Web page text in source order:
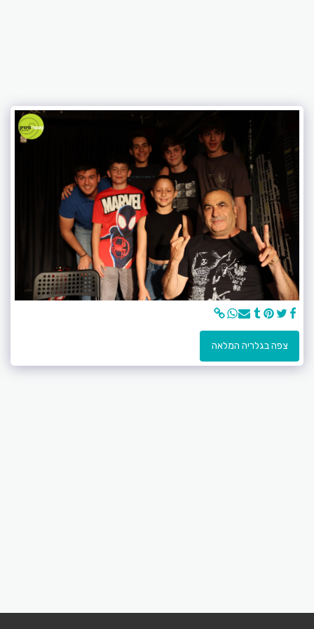
צפה בגלריה המלאה